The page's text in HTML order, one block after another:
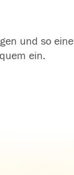
und so eine
ein.